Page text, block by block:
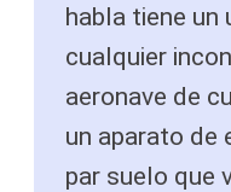
habla tiene un
cualquier
aeronave de
un aparato de
par suelo que